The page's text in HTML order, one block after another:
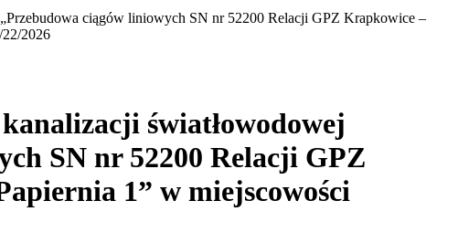
ciągów liniowych SN nr 52200 Relacji GPZ Krapkowice –
2026
światłowodowej
SN nr 52200 Relacji GPZ
1” w miejscowości